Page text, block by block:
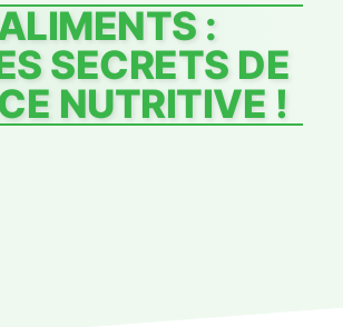
:
SECRETS DE
NUTRITIVE !